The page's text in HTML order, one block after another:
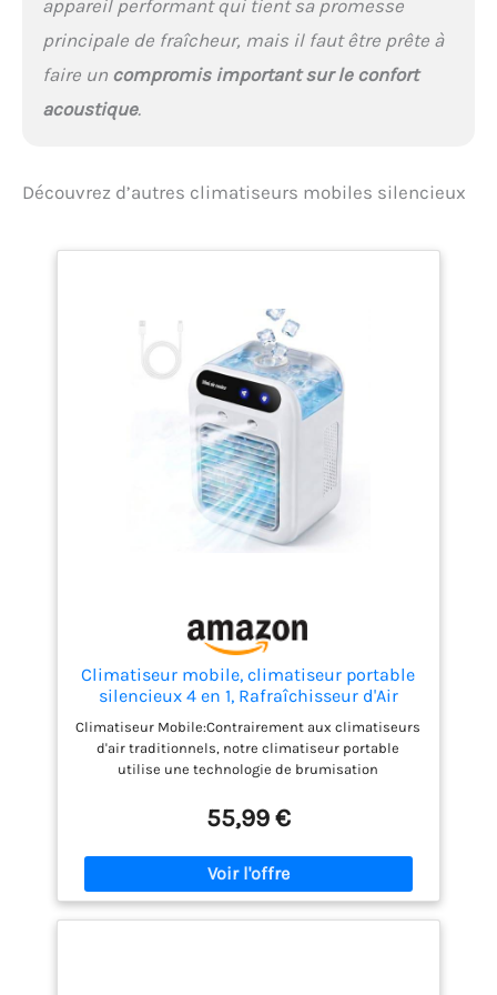
appareil performant qui tient sa promesse
principale de fraîcheur, mais il faut être prête à
faire un compromis important sur le confort
acoustique.
Découvrez d’autres climatiseurs mobiles silencieux
Climatiseur mobile, climatiseur portable
silencieux 4 en 1, Rafraîchisseur d'Air
Portable 500ml,convient aux bureaux et
aux chambres.(white)
Climatiseur Mobile:Contrairement aux climatiseurs
d'air traditionnels, notre climatiseur portable
utilise une technologie de brumisation
d'eau du réservoir en particules ultrafines et diffuse
un air frais et humide grâce à son ventilateur
intégré. Il combat efficacement la sécheresse
cutanée, la congestion nasale et la toux causées
par l'air sec de l'été, pour un environnement sain en
permanence. Réservoir 500ml & Double
55,99 €